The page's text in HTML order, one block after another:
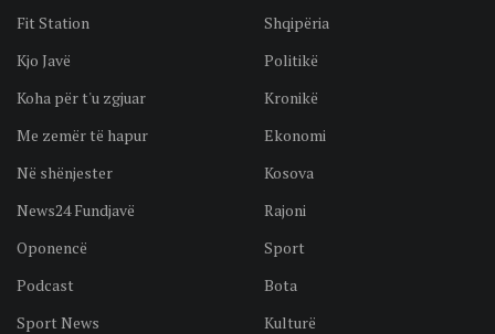
Fit Station
Kjo Javë
Koha për t'u zgjuar
Me zemër të hapur
Në shënjester
News24 Fundjavë
Oponencë
Podcast
Sport News
Shqipëria
Politikë
Kronikë
Ekonomi
Kosova
Rajoni
Sport
Bota
Kulturë